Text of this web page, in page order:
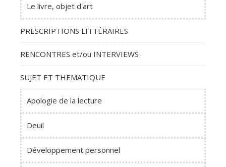
Le livre, objet d'art
PRESCRIPTIONS LITTÉRAIRES
RENCONTRES et/ou INTERVIEWS
SUJET ET THEMATIQUE
Apologie de la lecture
Deuil
Développement personnel